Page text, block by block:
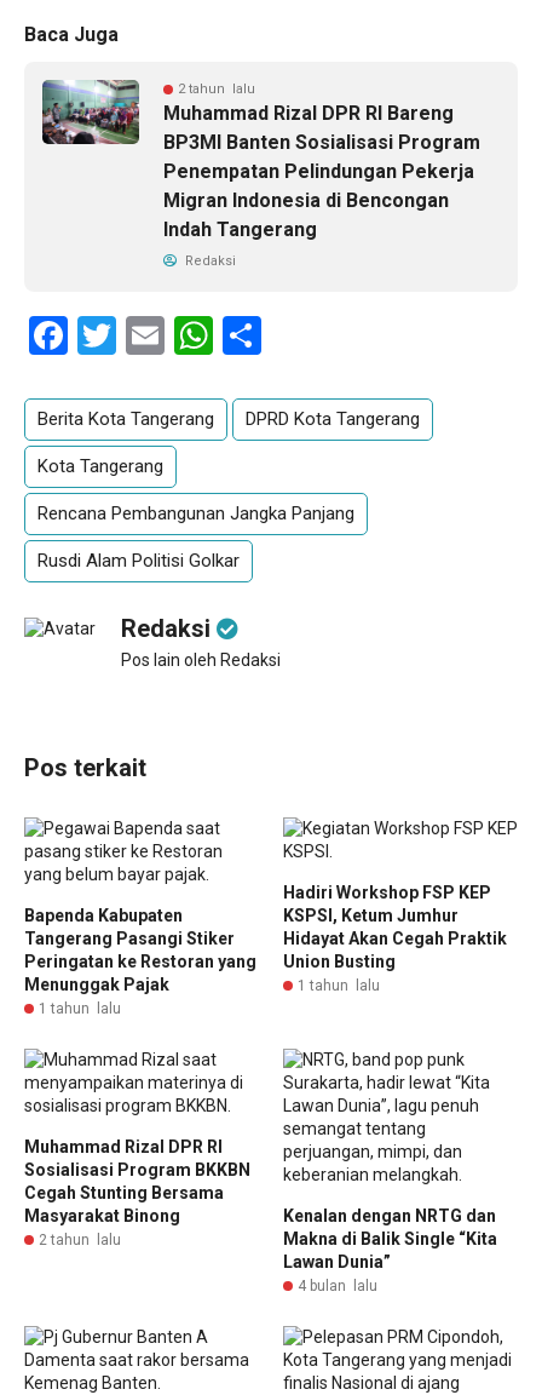
Baca Juga
2 tahun lalu
Muhammad Rizal DPR RI Bareng
BP3MI Banten Sosialisasi Program
Penempatan Pelindungan Pekerja
Migran Indonesia di Bencongan
Indah Tangerang
Redaksi
Facebook
Twitter
EmailWhatsApp
Berita Kota Tangerang DPRD Kota Tangerang
Kota Tangerang
Rencana Pembangunan Jangka Panjang
Rusdi Alam Politisi Golkar
Redaksi
Pos lain oleh Redaksi
Pos terkait
Bapenda Kabupaten
Tangerang Pasangi Stiker
Peringatan ke Restoran yang
Menunggak Pajak
1 tahun lalu
Hadiri Workshop FSP KEP
KSPSI, Ketum Jumhur
Hidayat Akan Cegah Praktik
Union Busting
1 tahun lalu
Muhammad Rizal DPR RI
Sosialisasi Program BKKBN
Cegah Stunting Bersama
Masyarakat Binong
2 tahun lalu
Kenalan dengan NRTG dan
Makna di Balik Single “Kita
Lawan Dunia”
4 bulan lalu